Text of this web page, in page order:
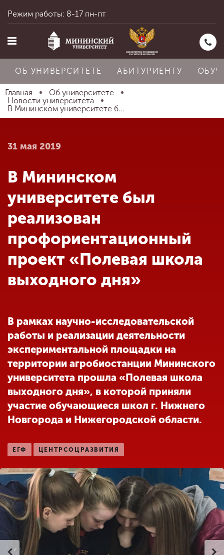
Главная
Абитуриенту
Обучение
Наука
Другие виды
деятельности
Студенческая жизнь
Сведения об
организации
ENG SPN CHI
Приемная
комиссия
+7 (831) 262-26-20
Режим работы: 8-17 пн-пт
ОБ УНИВЕРСИТЕТЕ АБИТУРИЕНТУ
Главная
Об университете
Новости университета
В Мининском университете б...
31 мая 2019
В Мининском
университете был
реализован
профориентационный
проект «Полевая школа
выходного дня»
В рамках научно-исследовательской
работы и реализации деятельности
экспериментальной площадки на
территории агробиостанции Мининского
университета прошла «Полевая школа
выходного дня», в которой приняли
участие обучающиеся школ г. Нижнего
Новгорода и Нижегородской области.
ЕГФ ЦЕНТРСОЦРАЗВИТИЯ